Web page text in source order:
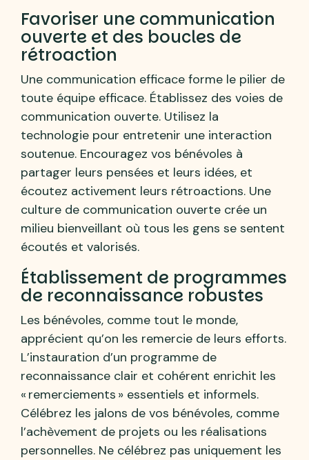
Favoriser une communication
ouverte et des boucles de
rétroaction
Une communication efficace forme le pilier de
toute équipe efficace. Établissez des voies de
communication ouverte. Utilisez la
technologie pour entretenir une interaction
soutenue. Encouragez vos bénévoles à
partager leurs pensées et leurs idées, et
écoutez activement leurs rétroactions. Une
culture de communication ouverte crée un
milieu bienveillant où tous les gens se sentent
écoutés et valorisés.
Établissement de programmes
de reconnaissance robustes
Les bénévoles, comme tout le monde,
apprécient qu’on les remercie de leurs efforts.
L’instauration d’un programme de
reconnaissance clair et cohérent enrichit les
« remerciements » essentiels et informels.
Célébrez les jalons de vos bénévoles, comme
l’achèvement de projets ou les réalisations
personnelles. Ne célébrez pas uniquement les